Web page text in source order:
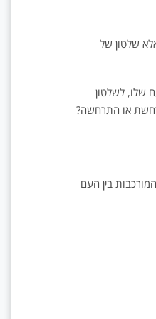
שלטון של
שלו, לשלטון
או התרחשה?
בין העם